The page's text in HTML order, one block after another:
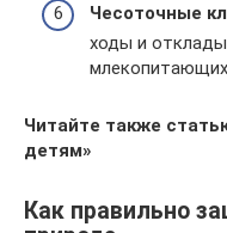
Чесоточные
ходы и
млекопитающих.
Читайте также
детям»
Как правильно